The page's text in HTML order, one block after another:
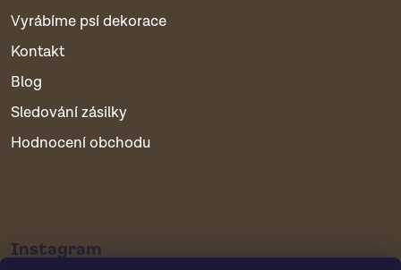
Vyrábíme psí dekorace
Kontakt
Blog
Sledování zásilky
Hodnocení obchodu
Instagram